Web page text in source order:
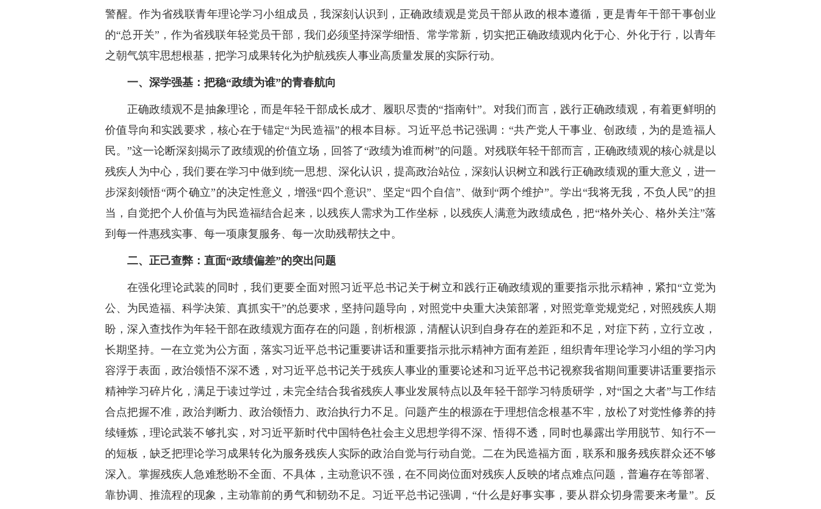
警醒。作为省残联青年理论学习小组成员，我深刻认识到，正确政绩观是党员干部从政的根本遵循，更是青年干部干事创业
的“总开关”，作为省残联年轻党员干部，我们必须坚持深学细悟、常学常新，切实把正确政绩观内化于心、外化于行，以青年
之朝气筑牢思想根基，把学习成果转化为护航残疾人事业高质量发展的实际行动。
一、深学强基：把稳“政绩为谁”的青春航向
正确政绩观不是抽象理论，而是年轻干部成长成才、履职尽责的“指南针”。对我们而言，践行正确政绩观，有着更鲜明的
价值导向和实践要求，核心在于锚定“为民造福”的根本目标。习近平总书记强调：“共产党人干事业、创政绩，为的是造福人
民。”这一论断深刻揭示了政绩观的价值立场，回答了“政绩为谁而树”的问题。对残联年轻干部而言，正确政绩观的核心就是以
残疾人为中心，我们要在学习中做到统一思想、深化认识，提高政治站位，深刻认识树立和践行正确政绩观的重大意义，进一
步深刻领悟“两个确立”的决定性意义，增强“四个意识”、坚定“四个自信”、做到“两个维护”。学出“我将无我，不负人民”的担
当，自觉把个人价值与为民造福结合起来，以残疾人需求为工作坐标，以残疾人满意为政绩成色，把“格外关心、格外关注”落
到每一件惠残实事、每一项康复服务、每一次助残帮扶之中。
二、正己查弊：直面“政绩偏差”的突出问题
在强化理论武装的同时，我们更要全面对照习近平总书记关于树立和践行正确政绩观的重要指示批示精神，紧扣“立党为
公、为民造福、科学决策、真抓实干”的总要求，坚持问题导向，对照党中央重大决策部署，对照党章党规党纪，对照残疾人期
盼，深入查找作为年轻干部在政绩观方面存在的问题，剖析根源，清醒认识到自身存在的差距和不足，对症下药，立行立改，
长期坚持。一在立党为公方面，落实习近平总书记重要讲话和重要指示批示精神方面有差距，组织青年理论学习小组的学习内
容浮于表面，政治领悟不深不透，对习近平总书记关于残疾人事业的重要论述和习近平总书记视察我省期间重要讲话重要指示
精神学习碎片化，满足于读过学过，未完全结合我省残疾人事业发展特点以及年轻干部学习特质研学，对“国之大者”与工作结
合点把握不准，政治判断力、政治领悟力、政治执行力不足。问题产生的根源在于理想信念根基不牢，放松了对党性修养的持
续锤炼，理论武装不够扎实，对习近平新时代中国特色社会主义思想学得不深、悟得不透，同时也暴露出学用脱节、知行不一
的短板，缺乏把理论学习成果转化为服务残疾人实际的政治自觉与行动自觉。二在为民造福方面，联系和服务残疾群众还不够
深入。掌握残疾人急难愁盼不全面、不具体，主动意识不强，在不同岗位面对残疾人反映的堵点难点问题，普遍存在等部署、
靠协调、推流程的现象，主动靠前的勇气和韧劲不足。习近平总书记强调，“什么是好事实事，要从群众切身需要来考量”。反